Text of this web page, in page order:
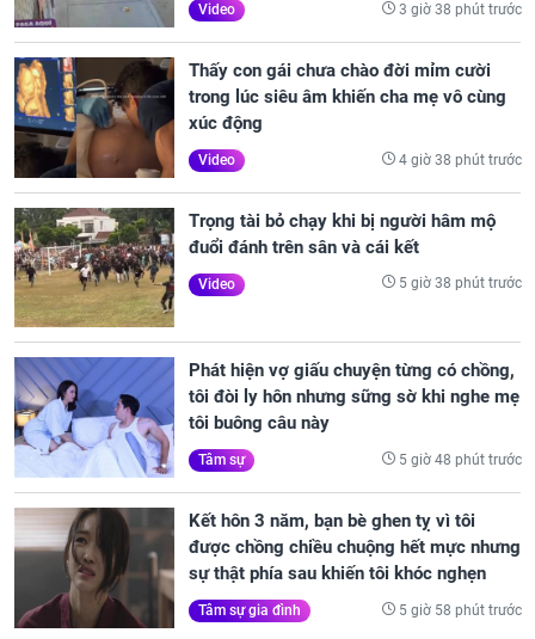
Video 3 giờ 38 phút trước
Thấy con gái chưa chào đời mỉm cười
trong lúc siêu âm khiến cha mẹ vô cùng
xúc động
Video 4 giờ 38 phút trước
Trọng tài bỏ chạy khi bị người hâm mộ
đuổi đánh trên sân và cái kết
Video 5 giờ 38 phút trước
Phát hiện vợ giấu chuyện từng có chồng,
tôi đòi ly hôn nhưng sững sờ khi nghe mẹ
tôi buông câu này
Tâm sự 5 giờ 48 phút trước
Kết hôn 3 năm, bạn bè ghen tỵ vì tôi
được chồng chiều chuộng hết mực nhưng
sự thật phía sau khiến tôi khóc nghẹn
Tâm sự gia đình 5 giờ 58 phút trước